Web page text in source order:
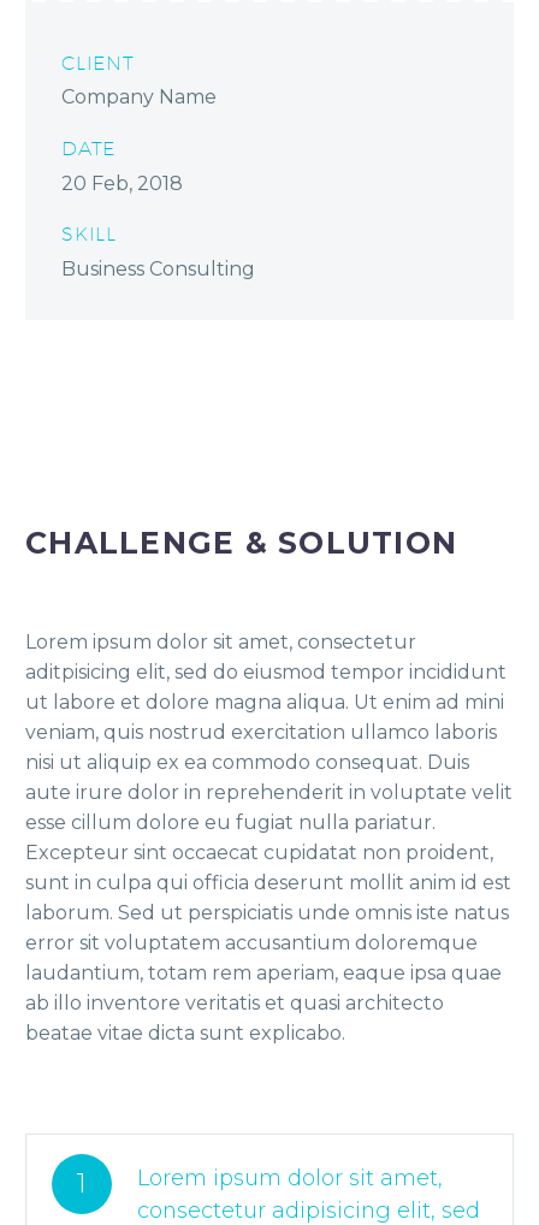
CLIENT
Company Name
DATE
20 Feb, 2018
SKILL
Business Consulting
CHALLENGE & SOLUTION
Lorem ipsum dolor sit amet, consectetur
aditpisicing elit, sed do eiusmod tempor incididunt
ut labore et dolore magna aliqua. Ut enim ad mini
veniam, quis nostrud exercitation ullamco laboris
nisi ut aliquip ex ea commodo consequat. Duis
aute irure dolor in reprehenderit in voluptate velit
esse cillum dolore eu fugiat nulla pariatur.
Excepteur sint occaecat cupidatat non proident,
sunt in culpa qui officia deserunt mollit anim id est
laborum. Sed ut perspiciatis unde omnis iste natus
error sit voluptatem accusantium doloremque
laudantium, totam rem aperiam, eaque ipsa quae
ab illo inventore veritatis et quasi architecto
beatae vitae dicta sunt explicabo.
1
Lorem ipsum dolor sit amet,
consectetur adipisicing elit, sed